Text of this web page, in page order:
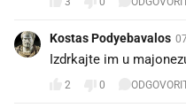
Kostas Podyebavalos
Izdrkajte im u
2 0